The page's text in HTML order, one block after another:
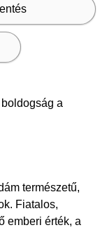
a
természetű,
Fiatalos,
emberi érték, a